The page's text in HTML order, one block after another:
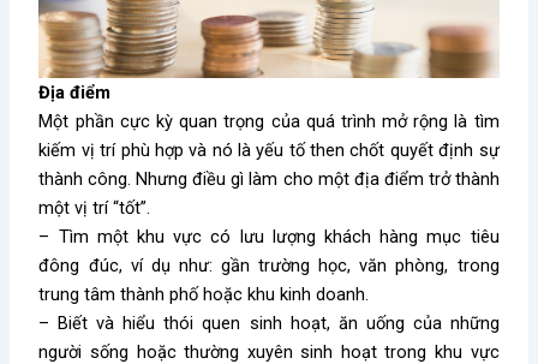
Địa điểm
Một phần cực kỳ quan trọng của quá trình mở rộng là tìm
kiếm vị trí phù hợp và nó là yếu tố then chốt quyết định sự
thành công. Nhưng điều gì làm cho một địa điểm trở thành
một vị trí “tốt”.
– Tìm một khu vực có lưu lượng khách hàng mục tiêu
đông đúc, ví dụ như: gần trường học, văn phòng, trong
trung tâm thành phố hoặc khu kinh doanh.
– Biết và hiểu thói quen sinh hoạt, ăn uống của những
người sống hoặc thường xuyên sinh hoạt trong khu vực